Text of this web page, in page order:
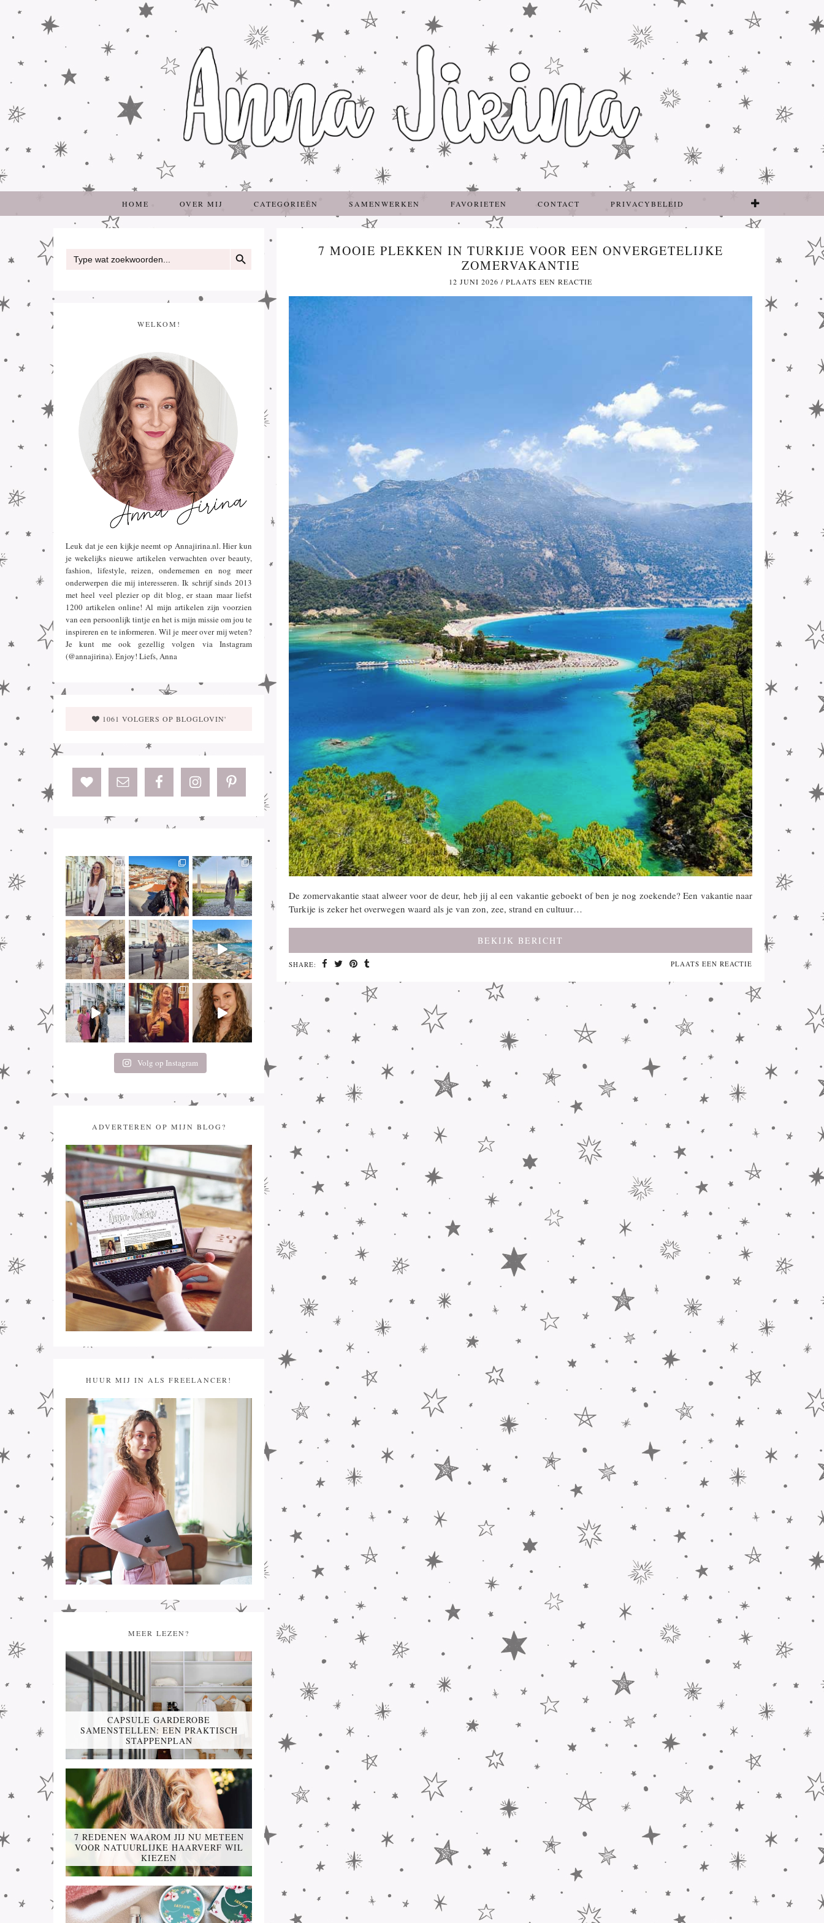
HOME OVER MIJ CATEGORIEËN SAMENWERKEN FAVORIETEN CONTACT PRIVACYBELEID
7 MOOIE PLEKKEN IN TURKIJE VOOR EEN ONVERGETELIJKE
ZOMERVAKANTIE
12 JUNI 2026 / PLAATS EEN REACTIE
De zomervakantie staat alweer voor de deur, heb jij al een vakantie geboekt of ben je nog zoekende? Een vakantie naar
Turkije is zeker het overwegen waard als je van zon, zee, strand en cultuur…
BEKIJK BERICHT
SHARE: PLAATS EEN REACTIE
naar:
WELKOM!
Leuk dat je een kijkje neemt op Annajirina.nl. Hier kun
je wekelijks nieuwe artikelen verwachten over beauty,
fashion, lifestyle, reizen, ondernemen en nog meer
onderwerpen die mij interesseren. Ik schrijf sinds 2013
met heel veel plezier op dit blog, er staan maar liefst
1200 artikelen online! Al mijn artikelen zijn voorzien
van een persoonlijk tintje en het is mijn missie om jou te
inspireren en te informeren. Wil je meer over mij weten?
Je kunt me ook gezellig volgen via Instagram
(@annajirina). Enjoy! Liefs, Anna
1061 VOLGERS OP BLOGLOVIN'
Volg op Instagram
ADVERTEREN OP MIJN BLOG?
HUUR MIJ IN ALS FREELANCER!
MEER LEZEN?
CAPSULE GARDEROBE
SAMENSTELLEN: EEN PRAKTISCH
STAPPENPLAN
7 REDENEN WAAROM JIJ NU METEEN
VOOR NATUURLIJKE HAARVERF WIL
KIEZEN